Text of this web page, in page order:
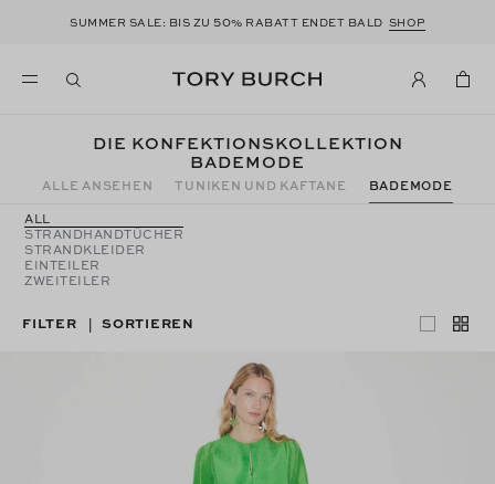
SUMMER SALE: BIS ZU50% RABATT ENDET BALD SHOP
DIE KONFEKTIONSKOLLEKTION
BADEMODE
ALLE ANSEHEN TUNIKEN UND KAFTANE
BADEMODE
ALL
STRANDHANDTÜCHER
STRANDKLEIDER
EINTEILER
ZWEITEILER
FILTER | SORTIEREN